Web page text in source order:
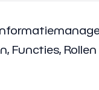
Functies,